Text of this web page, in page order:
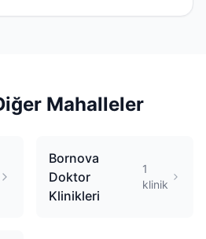
Mahalleler
Bornova
Doktor
Klinikleri
1
klinik